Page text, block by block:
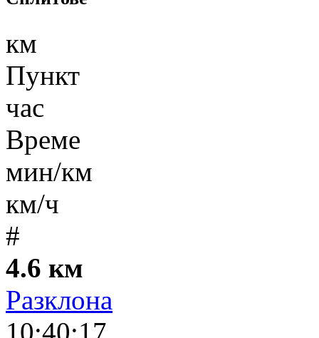
км
Пункт
час
Време
мин/км
км/ч
#
4.6 км
Разклона